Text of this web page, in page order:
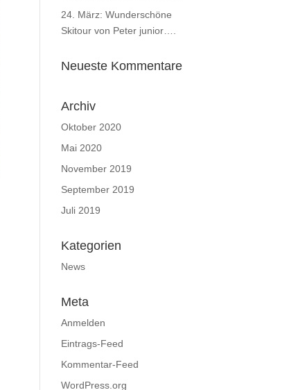
24. März: Wunderschöne
Skitour von Peter junior….
Neueste Kommentare
Archiv
Oktober 2020
Mai 2020
November 2019
September 2019
Juli 2019
Kategorien
News
Meta
Anmelden
Eintrags-Feed
Kommentar-Feed
WordPress.org